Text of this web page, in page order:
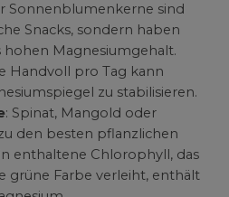
Sonnenblumenkerne sind
Snacks, sondern haben
hohen Magnesiumgehalt.
Handvoll pro Tag kann
zu stabilisieren.
: Spinat, Mangold oder
den besten pflanzlichen
enthaltene Chlorophyll, das
grüne Farbe verleiht, enthält